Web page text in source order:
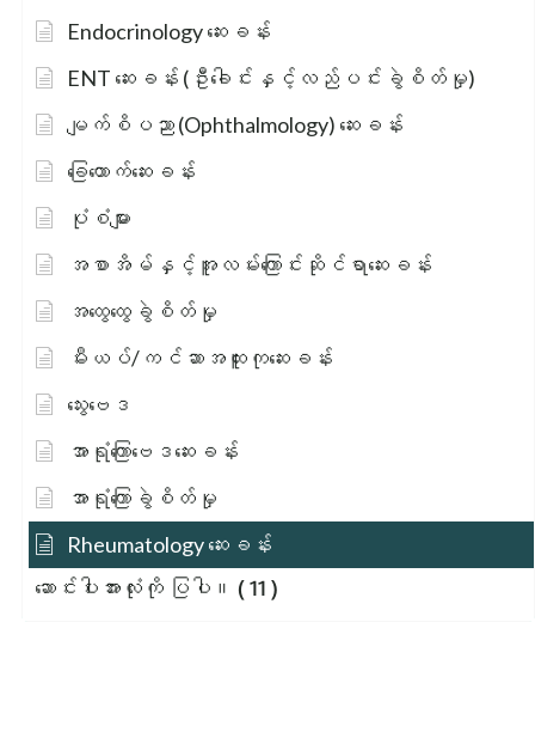
Endocrinology ဆေးခန်း
ENT ဆေးခန်း (ဦးခေါင်းနှင့်လည်ပင်းခွဲစိတ်မှု)
မျက်စိပညာ (Ophthalmology) ဆေးခန်း
ခြေထောက်ဆေးခန်း
ပုံစံများ
အစာအိမ်နှင့်အူလမ်းကြောင်းဆိုင်ရာဆေးခန်း
အထွေထွေခွဲစိတ်မှု
မီးယပ်/ကင်ဆာအထူးကုဆေးခန်း
သွေးဗေဒ
အာရုံကြောဗေဒဆေးခန်း
အာရုံကြောခွဲစိတ်မှု
Rheumatology ဆေးခန်း
ဆောင်းပါးအားလုံးကို ပြပါ။ ( 11 )